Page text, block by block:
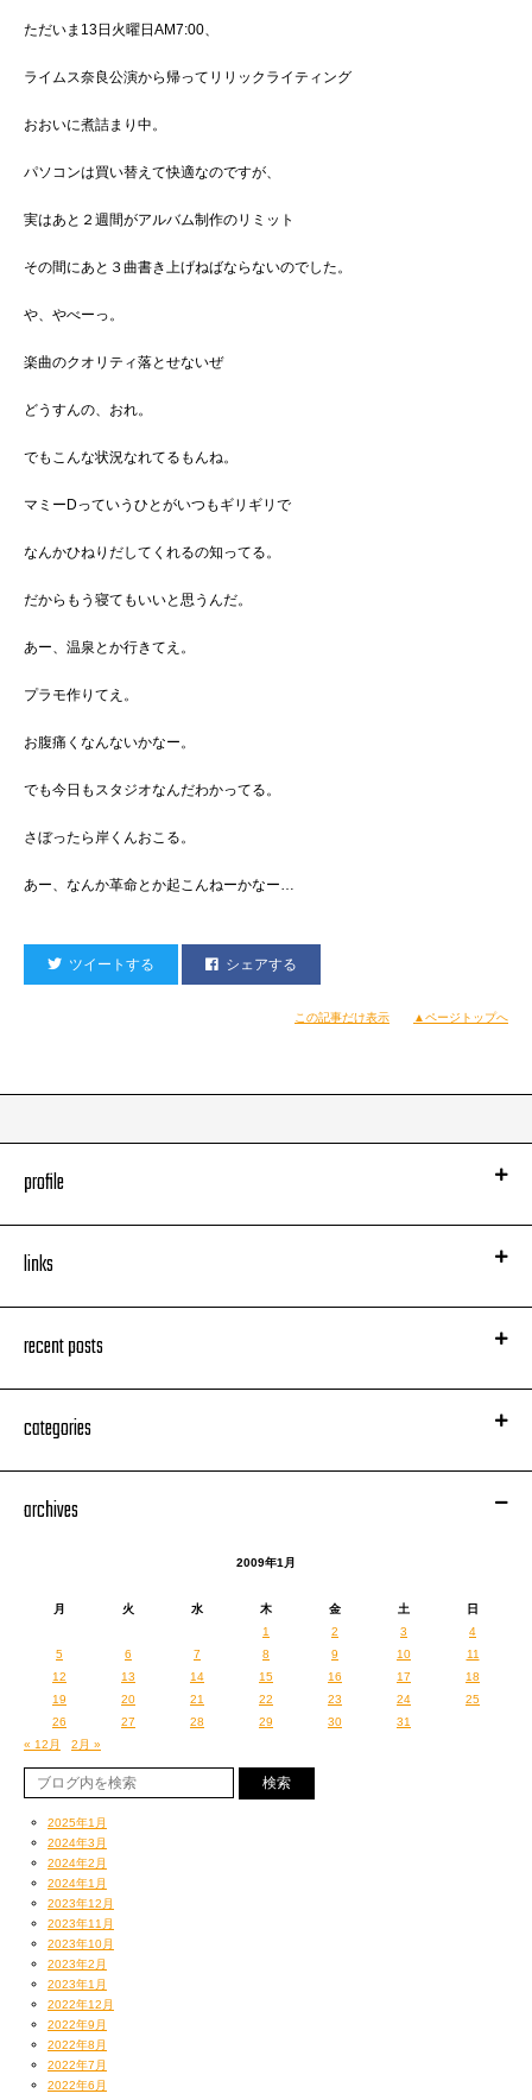
ただいま13日火曜日AM7:00、
ライムス奈良公演から帰ってリリックライティング
おおいに煮詰まり中。
パソコンは買い替えて快適なのですが、
実はあと２週間がアルバム制作のリミット
その間にあと３曲書き上げねばならないのでした。
や、やべーっ。
楽曲のクオリティ落とせないぜ
どうすんの、おれ。
でもこんな状況なれてるもんね。
マミーDっていうひとがいつもギリギリで
なんかひねりだしてくれるの知ってる。
だからもう寝てもいいと思うんだ。
あー、温泉とか行きてえ。
プラモ作りてえ。
お腹痛くなんないかなー。
でも今日もスタジオなんだわかってる。
さぼったら岸くんおこる。
あー、なんか革命とか起こんねーかなー…
ツイートする シェアする
この記事だけ表示 ▲ページトップへ
profile
links
recent posts
categories
archives
2009年1月
月 火 水 木 金 土
日
1
2 3
4
5
6 7 8 9 10
11
12
13 14 15 16 17
18
19
20 21 22 23 24
25
26
27 28 29 30
31
« 12月
2月 »
2025年1月
2024年3月
2024年2月
2024年1月
2023年12月
2023年11月
2023年10月
2023年2月
2023年1月
2022年12月
2022年9月
2022年8月
2022年7月
2022年6月